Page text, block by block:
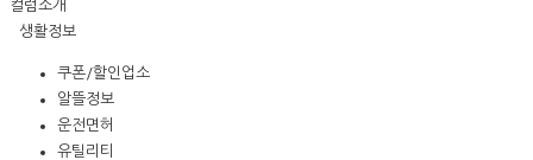
컬럼소개
생활정보
쿠폰/할인업소
알뜰정보
운전면허
유틸리티